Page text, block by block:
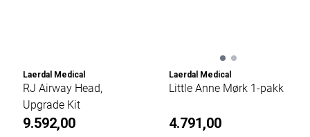
Laerdal Medical
RJ Airway Head,
Upgrade Kit
9.592,00
Laerdal Medical
Little Anne Mørk 1-pakk
4.791,00